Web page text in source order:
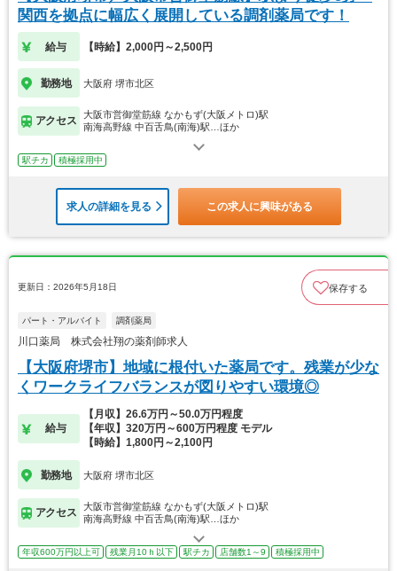
関西を拠点に幅広く展開している調剤薬局です！
給与 【時給】2,000円～2,500円
勤務地 大阪府 堺市北区
アクセス
大阪市営御堂筋線 なかもず(大阪メトロ)駅
南海高野線 中百舌鳥(南海)駅…ほか
駅チカ 積極採用中
求人の詳細を見る この求人に興味がある
更新日：2026年5月18日 保存する
パート・アルバイト 調剤薬局
川口薬局 株式会社翔の薬剤師求人
【大阪府堺市】地域に根付いた薬局です。残業が少な
くワークライフバランスが図りやすい環境◎
給与
【月収】26.6万円～50.0万円程度
【年収】320万円～600万円程度 モデル
【時給】1,800円～2,100円
勤務地 大阪府 堺市北区
アクセス
大阪市営御堂筋線 なかもず(大阪メトロ)駅
南海高野線 中百舌鳥(南海)駅…ほか
年収600万円以上可 残業月10ｈ以下 駅チカ 店舗数1～9 積極採用中